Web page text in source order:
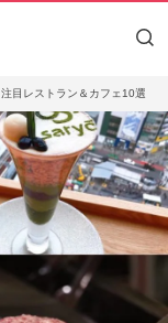
目レストラン＆カフェ10選